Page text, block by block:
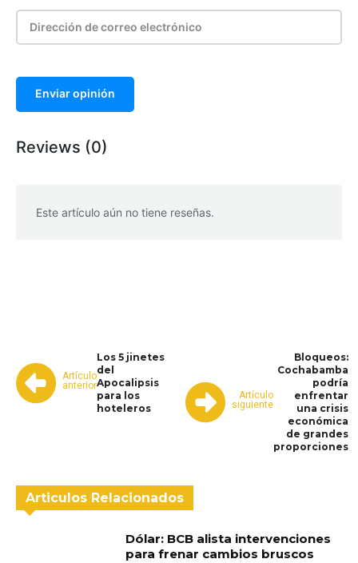
Enviar opinión
Reviews (0)
Este artículo aún no tiene reseñas.
Artículo
anterior
Los 5 jinetes
del
Apocalipsis
para los
hoteleros
Artículo
siguiente
Bloqueos:
Cochabamba
podría
enfrentar
una crisis
económica
de grandes
proporciones
Articulos Relacionados
Dólar: BCB alista intervenciones
para frenar cambios bruscos